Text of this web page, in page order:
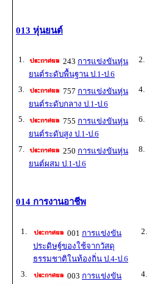
013 หุ่นยนต์
1. 243 การแข่งขันหุ่น
ยนต์ระดับพื้นฐาน ป.1-ป.6
2.
3.
757 การแข่งขันหุ่น
ยนต์ระดับกลาง ป.1-ป.6
4.
5.
755 การแข่งขันหุ่น
ยนต์ระดับสูง ป.1-ป.6
6.
7.
250 การแข่งขันหุ่น
ยนต์ผสม ป.1-ป.6
8.
014 การงานอาชีพ
1. 001 การแข่งขัน
ประดิษฐ์ของใช้จากวัสดุ
ธรรมชาติในท้องถิ่น ป.4-ป.6
2.
3.
003 การแข่งขัน
4.